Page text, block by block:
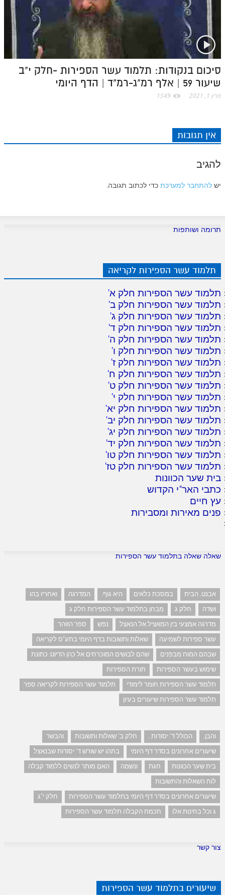
סיכום בנקודות: תלמוד עשר הספירות -חלק י"ב
שיעור 59 | אלף רמ"ג-רמ"ד | הדף היומי
מרץ 1, 2021 1549
אין תגובות
להגיב
יש להתחבר למערכת כדי לכתוב תגובה.
תרומה ושותפות
תלמוד עשר הספירות לקריאה
תלמוד עשר הספירות חלק א'
תלמוד עשר הספירות חלק ב'
תלמוד עשר הספירות חלק ג'
תלמוד עשר הספירות חלק ד'
תלמוד עשר הספירות חלק ה'
תלמוד עשר הספירות חלק ו'
תלמוד עשר הספירות חלק ז'
תלמוד עשר הספירות חלק ח'
תלמוד עשר הספירות חלק ט'
תלמוד עשר הספירות חלק י'
תלמוד עשר הספירות חלק יא'
תלמוד עשר הספירות חלק יב'
תלמוד עשר הספירות חלק יג'
תלמוד עשר הספירות חלק יד'
תלמוד עשר הספירות חלק טו'
תלמוד עשר הספירות חלק טז'
בית שער הכוונות
כתבי האר"י הקדוש
עץ חיים
פנים מאירות ומסבירות
שאלה שאלה בתלמוד עשר הספירות
אבנט. הבית במסכת כלאים היא גוף. המדרגה
ואחריו בהו
ושדה
חלק ג
מבחן בתלמוד עשר הספירות חלק ג
מדרגה אמצעי בין המאציל אל הנאצל
נפש
ספר הזוהר
עשר ספירות לשמיעה
שאלות ותשובות בדף היומי בתע"ס לקריאה
שבהם המוח מבפנים
שהם לבושים המוכרחים אל כהן הדיוט: כתונת
שימוש בעשר הספירות
תורת הספירות
תלמוד עשר הספירות חומר לימודי
תלמוד עשר הספירות לקריאה ספר
תלמוד עשר הספירות שיעורים בעיון
והבן. הכולל ד' יסודות . חלק ב' שאלות ותשובות
והבשר
שיעורים אחרונים בסדר דף היומי
בתהו יש שורש ד' יסודות שבנאצל
בית שער הכוונות
חגת ונשמה
האם מותר לנשים ללמוד קבלה
לוח השאלות והתשובות
שיעורים אחרונים בסדר דף היומי בתלמוד עשר הספירות
חלק י"ג
ג וכל בחינות אלו
חכמת הקבלה תלמוד עשר הספירות
צור קשר
שיעורים בתלמוד עשר הספירות